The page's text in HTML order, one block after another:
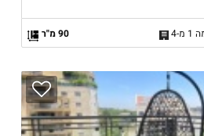
מ-4 90 מ"ר